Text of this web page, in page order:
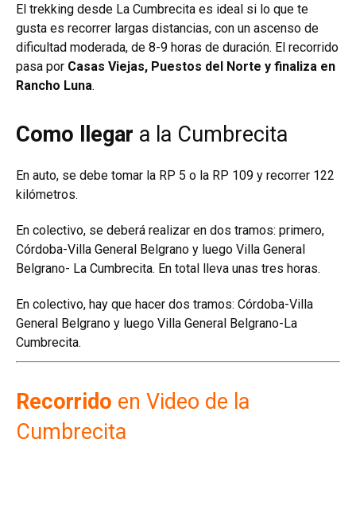
El trekking desde La Cumbrecita es ideal si lo que te
gusta es recorrer largas distancias, con un ascenso de
dificultad moderada, de 8-9 horas de duración. El recorrido
pasa por Casas Viejas, Puestos del Norte y finaliza en
Rancho Luna.
Como llegar a la Cumbrecita
En auto, se debe tomar la RP 5 o la RP 109 y recorrer 122
kilómetros.
En colectivo, se deberá realizar en dos tramos: primero,
Córdoba-Villa General Belgrano y luego Villa General
Belgrano- La Cumbrecita. En total lleva unas tres horas.
En colectivo, hay que hacer dos tramos: Córdoba-Villa
General Belgrano y luego Villa General Belgrano-La
Cumbrecita.
Recorrido en Video de la
Cumbrecita